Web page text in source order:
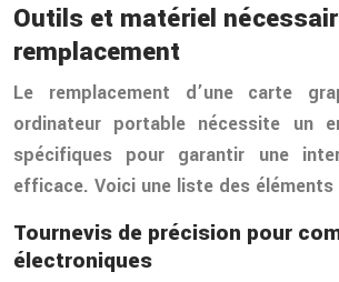
Outils et matériel
remplacement
Le remplacement d’une carte
ordinateur portable nécessite un
spécifiques pour garantir une
efficace. Voici une liste des
Tournevis de précision pour
électroniques